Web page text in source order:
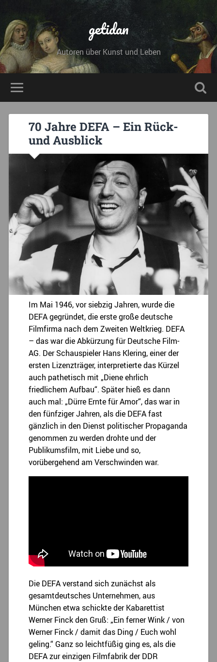
getidan
Autoren über Kunst und Leben
70 Jahre DEFA – Ein Rück-
und Ausblick
Im Mai 1946, vor siebzig Jahren, wurde die
DEFA gegründet, die erste große deutsche
Filmfirma nach dem Zweiten Weltkrieg. DEFA
– das war die Abkürzung für Deutsche Film-
AG. Der Schauspieler Hans Klering, einer der
ersten Lizenzträger, interpretierte das Kürzel
auch pathetisch mit „Diene ehrlich
friedlichem Aufbau“. Später hieß es dann
auch mal: „Dürre Ernte für Amor“, das war in
den fünfziger Jahren, als die DEFA fast
gänzlich in den Dienst politischer Propaganda
genommen zu werden drohte und der
Publikumsfilm, mit Liebe und so,
vorübergehend am Verschwinden war.
Die DEFA verstand sich zunächst als
gesamtdeutsches Unternehmen, aus
München etwa schickte der Kabarettist
Werner Finck den Gruß: „Ein ferner Wink / von
Werner Finck / damit das Ding / Euch wohl
geling.“ Ganz so leichtfüßig ging es, als die
DEFA zur einzigen Filmfabrik der DDR